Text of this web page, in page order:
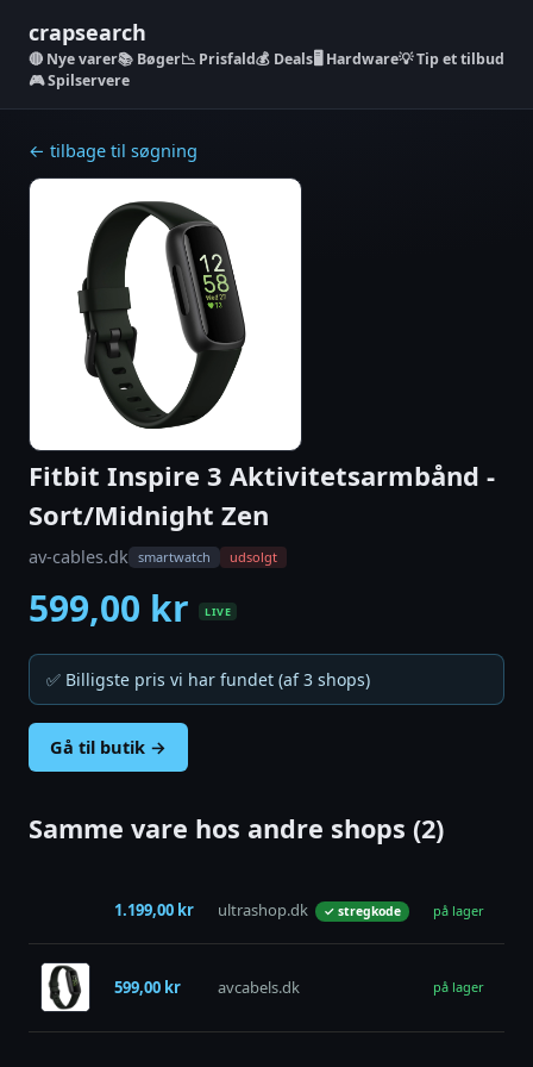
crapsearch
Nye varer📚 Bøger📉 Prisfald💰 Deals🖥️ Hardware💡 Tip et tilbud
🎮 Spilservere
← tilbage til søgning
Fitbit Inspire 3 Aktivitetsarmbånd -
Sort/Midnight Zen
av-cables.dk smartwatch udsolgt
599,00 kr LIVE
✅ Billigste pris vi har fundet (af 3 shops)
Gå til butik →
Samme vare hos andre shops (2)
1.199,00 kr ultrashop.dk ✓ stregkode på lager
599,00 kr avcabels.dk på lager